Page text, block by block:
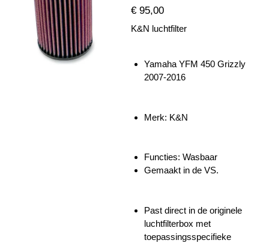
€ 95,00
K&N luchtfilter
Yamaha YFM 450 Grizzly
2007-2016
Merk: K&N
Functies: Wasbaar
Gemaakt in de VS.
Past direct in de originele
luchtfilterbox met
toepassingsspecifieke